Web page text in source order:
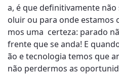
a, é que definitivamente
oluir ou para onde estamos
mos uma certeza: parado
frente que se anda! E
ão e tecnologia temos que
não perdermos as